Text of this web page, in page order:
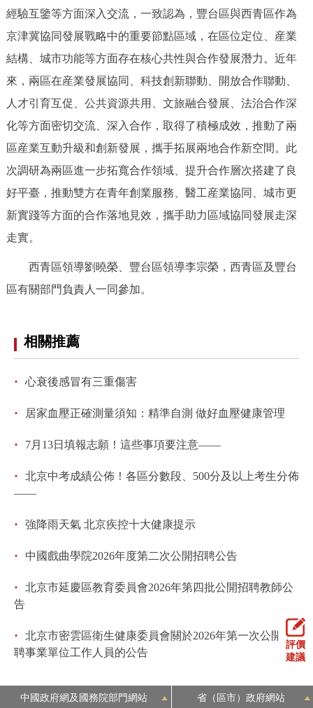
回到頂部
經驗互鑒等方面深入交流，一致認為，豐台區與西青區作為
京津冀協同發展戰略中的重要節點區域，在區位定位、産業
結構、城市功能等方面存在核心共性與合作發展潛力。近年
來，兩區在産業發展協同、科技創新聯動、開放合作聯動、
人才引育互促、公共資源共用、文旅融合發展、法治合作深
化等方面密切交流、深入合作，取得了積極成效，推動了兩
區産業互動升級和創新發展，攜手拓展兩地合作新空間。此
次調研為兩區進一步拓寬合作領域、提升合作層次搭建了良
好平臺，推動雙方在青年創業服務、醫工産業協同、城市更
新實踐等方面的合作落地見效，攜手助力區域協同發展走深
走實。
西青區領導劉曉榮、豐台區領導李宗榮，西青區及豐台
區有關部門負責人一同參加。
相關推薦
· 心衰後感冒有三重傷害
· 居家血壓正確測量須知：精準自測 做好血壓健康管理
· 7月13日填報志願！這些事項要注意——
·
北京中考成績公佈！各區分數段、500分及以上考生分佈
——
· 強降雨天氣 北京疾控十大健康提示
· 中國戲曲學院2026年度第二次公開招聘公告
·
北京市延慶區教育委員會2026年第四批公開招聘教師公
告
·
北京市密雲區衛生健康委員會關於2026年第一次公開招
聘事業單位工作人員的公告
評價
建議
中國政府網及國務院部門網站 省（區市）政府網站